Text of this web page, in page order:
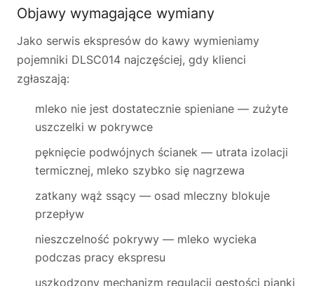
Objawy wymagające wymiany
Jako serwis ekspresów do kawy wymieniamy
pojemniki DLSC014 najczęściej, gdy klienci
zgłaszają:
mleko nie jest dostatecznie spieniane — zużyte
uszczelki w pokrywce
pęknięcie podwójnych ścianek — utrata izolacji
termicznej, mleko szybko się nagrzewa
zatkany wąż ssący — osad mleczny blokuje
przepływ
nieszczelność pokrywy — mleko wycieka
podczas pracy ekspresu
uszkodzony mechanizm regulacji gęstości pianki